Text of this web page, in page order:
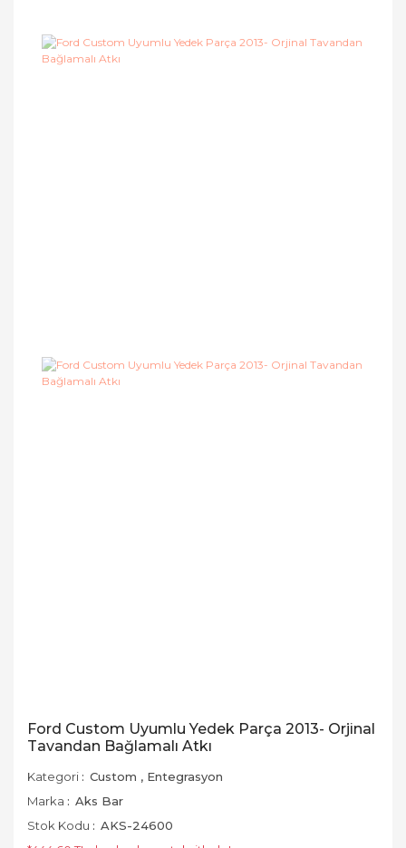
Ford Custom Uyumlu Yedek Parça 2013- Orjinal
Tavandan Bağlamalı Atkı
Kategori Custom , Entegrasyon
Marka
Aks Bar
Stok Kodu
AKS-24600